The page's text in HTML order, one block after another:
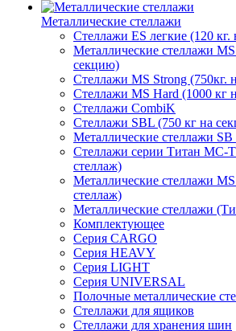
Металлические стеллажи
Стеллажи ES легкие (120
Металлические стеллажи MS
секцию)
Стеллажи MS Strong (750кг.
Стеллажи MS Hard (1000 кг
Стеллажи CombiK
Стеллажи SBL (750 кг на
Металлические стеллажи SB
Стеллажи серии Титан МС-Т
стеллаж)
Металлические стеллажи
стеллаж)
Металлические стеллажи
Комплектующее
Серия CARGO
Серия HEAVY
Серия LIGHT
Серия UNIVERSAL
Полочные металлические
Стеллажи для ящиков
Стеллажи для хранения шин